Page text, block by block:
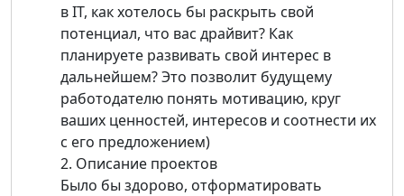
в IT, как хотелось бы раскрыть свой
потенциал, что вас драйвит? Как
планируете развивать свой интерес в
дальнейшем? Это позволит будущему
работодателю понять мотивацию, круг
ваших ценностей, интересов и соотнести их
с его предложением)
2. Описание проектов
Было бы здорово, отформатировать